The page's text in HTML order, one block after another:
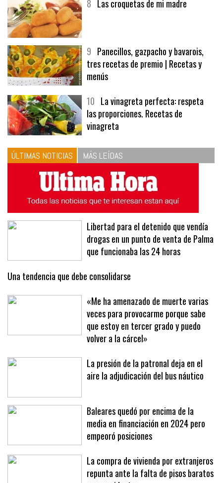
9Panecillos, gazpacho y bavarois,
tres recetas de premio | Recetas y
menús
10La vinagreta perfecta: respeta
las proporciones. Recetas de
vinagreta
ÚLTIMAS NOTICIAS MÁS LEÍDAS
Libertad para el detenido que vendía
drogas en un punto de venta de Palma
que funcionaba las 24 horas
Una tendencia que debe consolidarse
«Me ha amenazado de muerte varias
veces para provocarme porque sabe
que estoy en tercer grado y puedo
volver a la cárcel»
La presión de la patronal deja en el
Baleares quedó por encima de la
media en financiación en 2024 pero
empeoró posiciones